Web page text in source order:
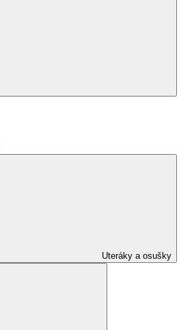
Uteráky a osušky